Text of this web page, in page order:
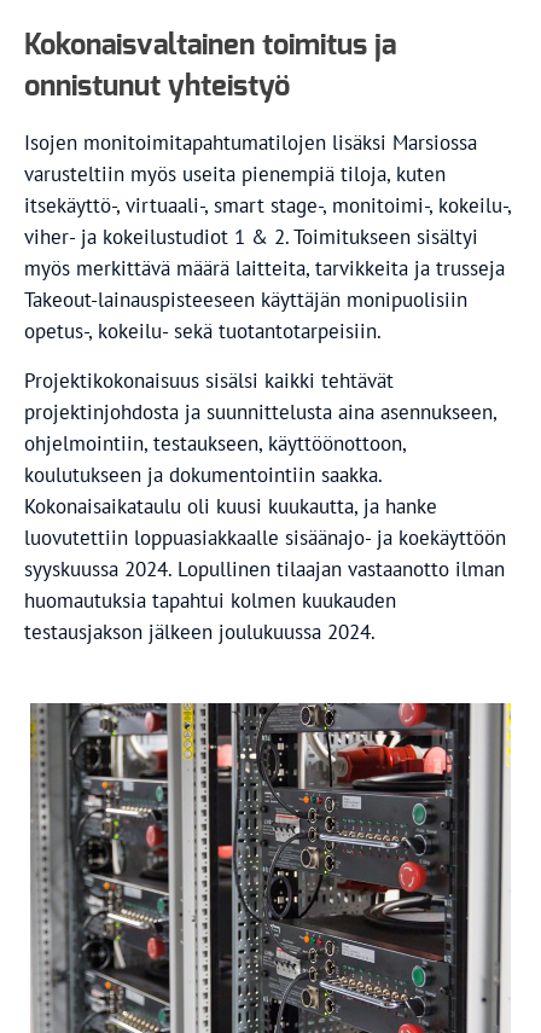
Kokonaisvaltainen toimitus ja
onnistunut yhteistyö
Isojen monitoimitapahtumatilojen lisäksi Marsiossa
varusteltiin myös useita pienempiä tiloja, kuten
itsekäyttö-, virtuaali-, smart stage-, monitoimi-, kokeilu-,
viher- ja kokeilustudiot 1 & 2. Toimitukseen sisältyi
myös merkittävä määrä laitteita, tarvikkeita ja trusseja
Takeout-lainauspisteeseen käyttäjän monipuolisiin
opetus-, kokeilu- sekä tuotantotarpeisiin.
Projektikokonaisuus sisälsi kaikki tehtävät
projektinjohdosta ja suunnittelusta aina asennukseen,
ohjelmointiin, testaukseen, käyttöönottoon,
koulutukseen ja dokumentointiin saakka.
Kokonaisaikataulu oli kuusi kuukautta, ja hanke
luovutettiin loppuasiakkaalle sisäänajo- ja koekäyttöön
syyskuussa 2024. Lopullinen tilaajan vastaanotto ilman
huomautuksia tapahtui kolmen kuukauden
testausjakson jälkeen joulukuussa 2024.